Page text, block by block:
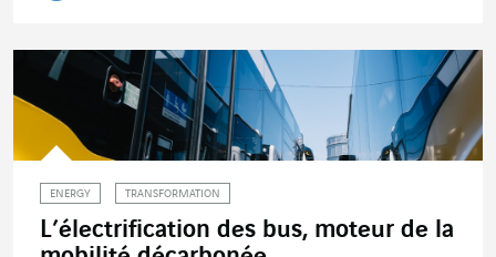
ENERGY TRANSFORMATION
L’électrification des bus, moteur de la